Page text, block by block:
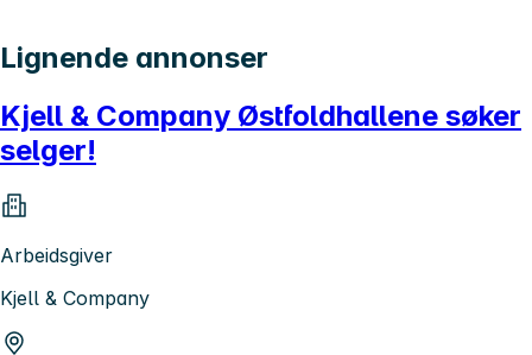
Lignende annonser
Kjell & Company Østfoldhallene søker
selger!
Arbeidsgiver
Kjell & Company